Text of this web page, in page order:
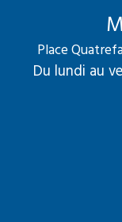
Place
Du lundi au